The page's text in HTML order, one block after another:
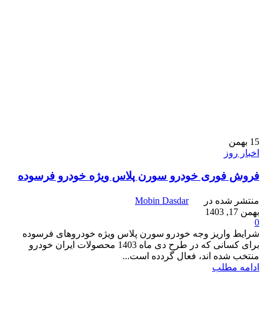
15 بهمن
اخبار روز
فروش فوری خودرو سورن پلاس ویژه خودرو فرسوده
منتشر شده در
Mobin Dasdar
بهمن 17, 1403
0
شرایط واریز وجه خودرو سورن پلاس ویژه خودروهای فرسوده
برای کسانی که در طرح دی ماه 1403 محصولات ایران خودرو
منتخب شده اند، فعال گردده است...
ادامه مطلب